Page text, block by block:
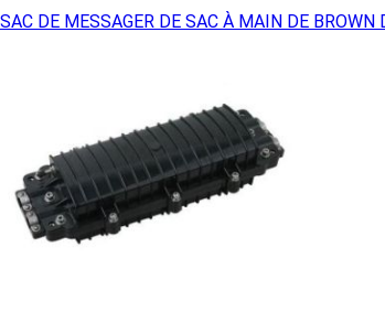
SAC DE MESSAGER DE SAC À MAIN DE